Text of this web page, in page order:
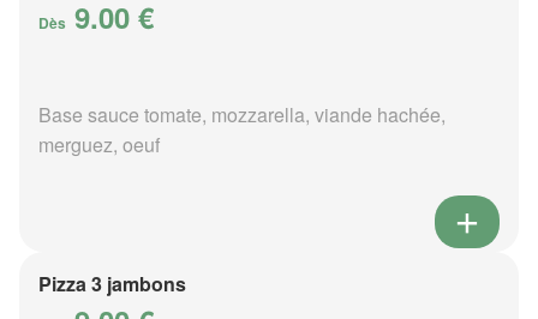
Dès 9.00 €
Base sauce tomate, mozzarella, viande hachée,
merguez, oeuf
Pizza 3 jambons